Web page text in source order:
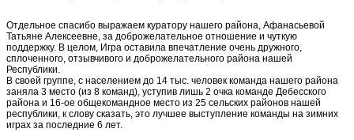
Отдельное спасибо выражаем куратору нашего района, Афанасьевой
Татьяне Алексеевне, за доброжелательное отношение и чуткую
поддержку. В целом, Игра оставила впечатление очень дружного,
сплоченного, отзывчивого и доброжелательного района нашей
Республики.
В своей группе, с населением до 14 тыс. человек команда нашего района
заняла 3 место (из 8 команд), уступив лишь 2 очка команде Дебесского
района и 16-ое общекомандное место из 25 сельских районов нашей
республики, к слову сказать, это лучшее выступление команды на зимних
играх за последние 6 лет.